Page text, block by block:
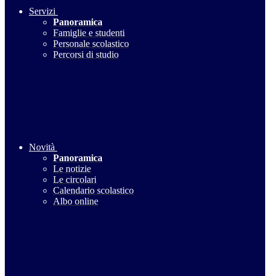
Servizi
Panoramica
Famiglie e studenti
Personale scolastico
Percorsi di studio
Novità
Panoramica
Le notizie
Le circolari
Calendario scolastico
Albo online